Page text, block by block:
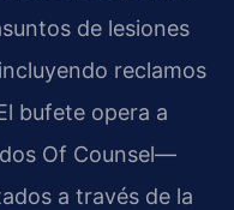
de lesiones
reclamos
bufete opera a
Of Counsel—
a través de la